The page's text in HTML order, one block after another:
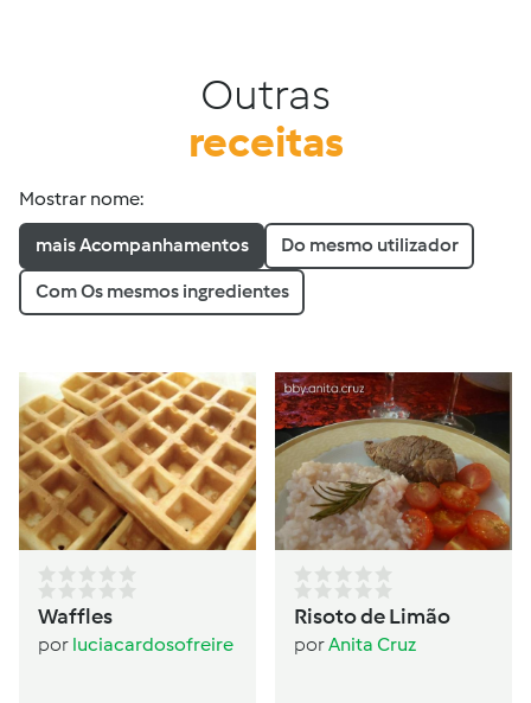
Outras
receitas
Mostrar nome:
mais Acompanhamentos Do mesmo utilizador
Com Os mesmos ingredientes
Waffles
por luciacardosofreire
Risoto de Limão
porAnita Cruz